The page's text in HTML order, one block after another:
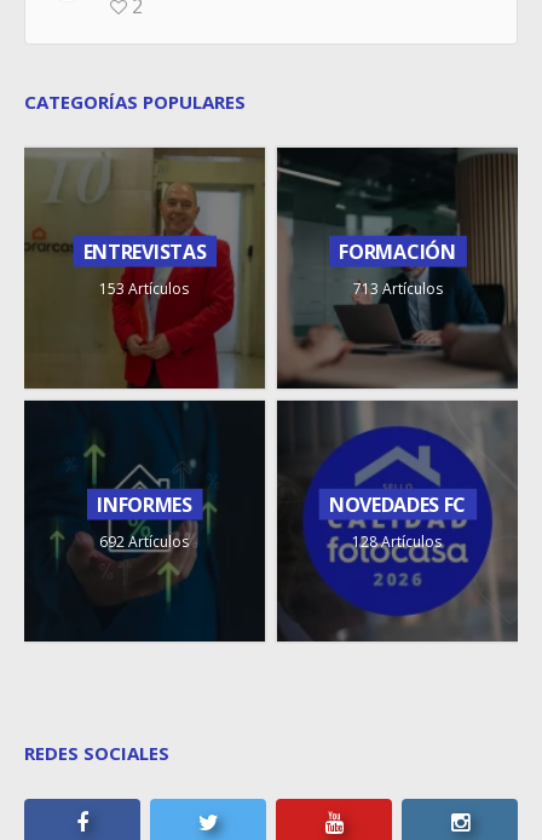
2
CATEGORÍAS POPULARES
ENTREVISTAS
153 Artículos
FORMACIÓN
713 Artículos
INFORMES
692 Artículos
NOVEDADES FC
128 Artículos
REDES SOCIALES